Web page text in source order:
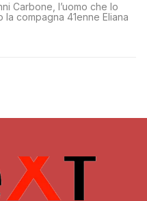
Carbone, l’uomo che lo
compagna 41enne Eliana